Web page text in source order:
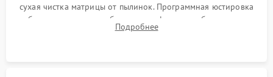
сухая чистка матрицы от пылинок. Программная юстировка
рабочего отрезка, калибровка автофокуса, стабилизатора и
экспозамера с помощью сервисного ПО.
Подробнее